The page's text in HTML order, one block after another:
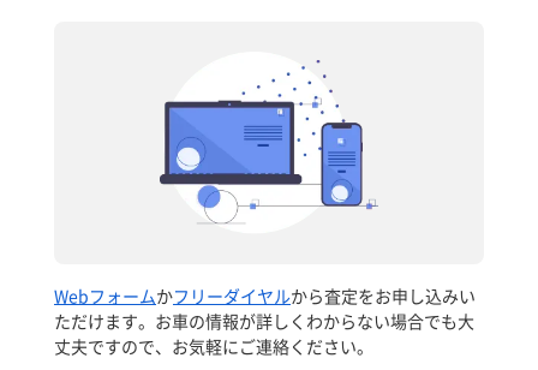
Webフォームかフリーダイヤルから査定をお申し込みい
ただけます。お車の情報が詳しくわからない場合でも大
丈夫ですので、お気軽にご連絡ください。